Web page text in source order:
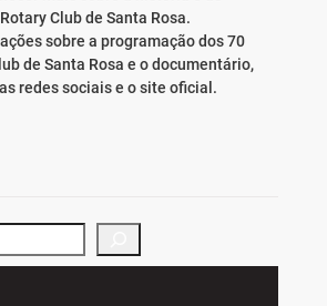
Club de Santa Rosa.
sobre a programação dos 70
de Santa Rosa e o documentário,
redes sociais e o site oficial.